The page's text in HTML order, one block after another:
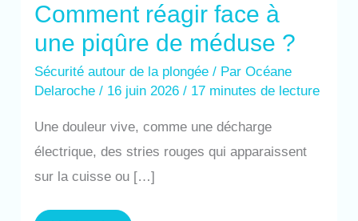
Comment réagir face à
une piqûre de méduse ?
Sécurité autour de la plongée / ParOcéane
Delaroche/ 16 juin 2026/ 17 minutes de lecture
Une douleur vive, comme une décharge
électrique, des stries rouges qui apparaissent
sur la cuisse ou […]